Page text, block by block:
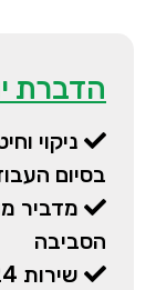
הדברת
ניקוי
בסיום
מדביר
הסביבה
שירות 24 שעות ביממה